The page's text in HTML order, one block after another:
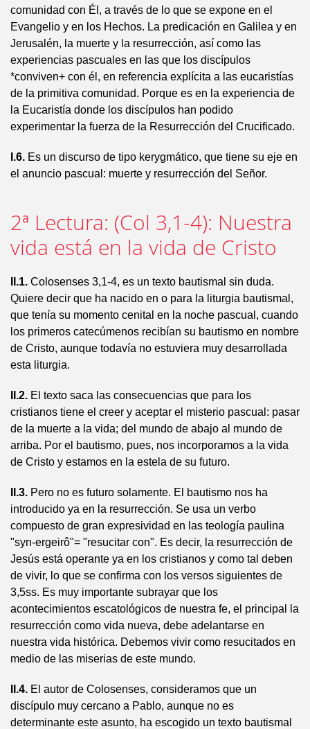
comunidad con Él, a través de lo que se expone en el
Evangelio y en los Hechos. La predicación en Galilea y en
Jerusalén, la muerte y la resurrección, así como las
experiencias pascuales en las que los discípulos
*conviven+ con él, en referencia explícita a las eucaristías
de la primitiva comunidad. Porque es en la experiencia de
la Eucaristía donde los discípulos han podido
experimentar la fuerza de la Resurrección del Crucificado.
I.6. Es un discurso de tipo kerygmático, que tiene su eje en
el anuncio pascual: muerte y resurrección del Señor.
2ª Lectura: (Col 3,1-4): Nuestra
vida está en la vida de Cristo
II.1. Colosenses 3,1-4, es un texto bautismal sin duda.
Quiere decir que ha nacido en o para la liturgia bautismal,
que tenía su momento cenital en la noche pascual, cuando
los primeros catecúmenos recibían su bautismo en nombre
de Cristo, aunque todavía no estuviera muy desarrollada
esta liturgia.
II.2. El texto saca las consecuencias que para los
cristianos tiene el creer y aceptar el misterio pascual: pasar
de la muerte a la vida; del mundo de abajo al mundo de
arriba. Por el bautismo, pues, nos incorporamos a la vida
de Cristo y estamos en la estela de su futuro.
II.3. Pero no es futuro solamente. El bautismo nos ha
introducido ya en la resurrección. Se usa un verbo
compuesto de gran expresividad en las teología paulina
"syn-ergeirô"= "resucitar con". Es decir, la resurrección de
Jesús está operante ya en los cristianos y como tal deben
de vivir, lo que se confirma con los versos siguientes de
3,5ss. Es muy importante subrayar que los
acontecimientos escatológicos de nuestra fe, el principal la
resurrección como vida nueva, debe adelantarse en
nuestra vida histórica. Debemos vivir como resucitados en
medio de las miserias de este mundo.
II.4. El autor de Colosenses, consideramos que un
discípulo muy cercano a Pablo, aunque no es
determinante este asunto, ha escogido un texto bautismal